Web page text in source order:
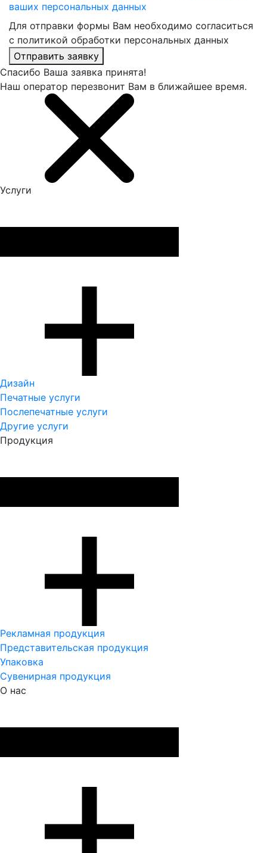
ваших персональных данных
Для отправки формы Вам необходимо согласиться
с политикой обработки персональных данных
Отправить заявку
Спасибо Ваша заявка принята!
Наш оператор перезвонит Вам в ближайшее время.
Услуги
Дизайн
Печатные услуги
Послепечатные услуги
Другие услуги
Продукция
Рекламная продукция
Представительская продукция
Упаковка
Сувенирная продукция
О нас